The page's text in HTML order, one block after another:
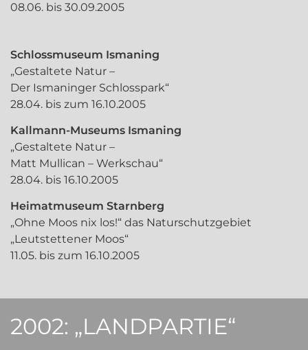
08.06. bis 30.09.2005
Schlossmuseum Ismaning
„Gestaltete Natur –
Der Ismaninger Schlosspark“
28.04. bis zum 16.10.2005
Kallmann-Museums Ismaning
„Gestaltete Natur –
Matt Mullican – Werkschau“
28.04. bis 16.10.2005
Heimatmuseum Starnberg
„Ohne Moos nix los!“ das Naturschutzgebiet
„Leutstettener Moos“
11.05. bis zum 16.10.2005
2002: „LANDPARTIE“